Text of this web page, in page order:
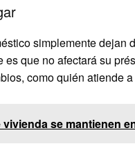
simplemente dejan
que no afectará su
como quién atiende
se mantienen